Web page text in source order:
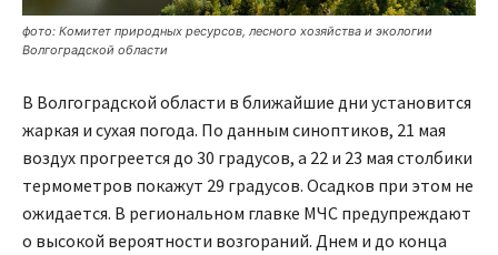
фото: Комитет природных ресурсов, лесного хозяйства и экологии
Волгоградской области
В Волгоградской области в ближайшие дни установится
жаркая и сухая погода. По данным синоптиков, 21 мая
воздух прогреется до 30 градусов, а 22 и 23 мая столбики
термометров покажут 29 градусов. Осадков при этом не
ожидается. В региональном главке МЧС предупреждают
о высокой вероятности возгораний. Днем и до конца